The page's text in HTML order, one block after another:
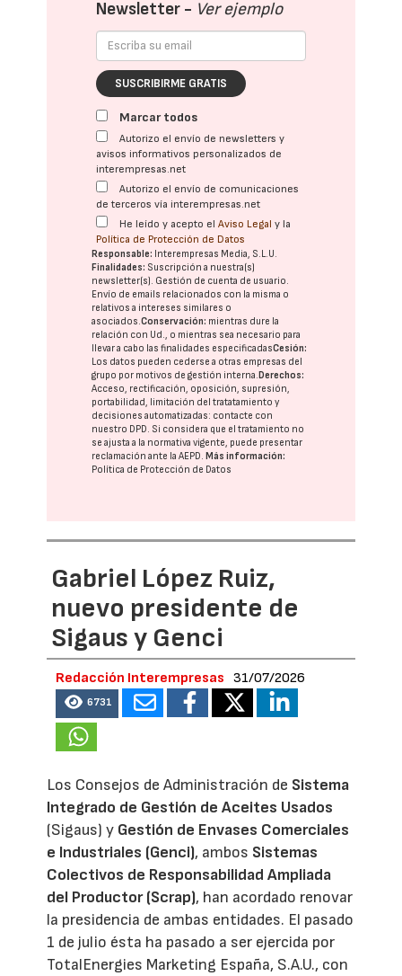
Newsletter - Ver ejemplo
SUSCRIBIRME GRATIS
Marcar todos
Autorizo el envío de newsletters y
avisos informativos personalizados de
interempresas.net
Autorizo el envío de comunicaciones
de terceros vía interempresas.net
He leído y acepto elAviso Legal y la
Política de Protección de Datos
Responsable: Interempresas Media, S.L.U.
Finalidades: Suscripción a nuestra(s)
newsletter(s). Gestión de cuenta de usuario.
Envío de emails relacionados con la misma o
relativos a intereses similares o
asociados.Conservación: mientras dure la
relación con Ud., o mientras sea necesario para
llevar a cabo las finalidades especificadasCesión:
Los datos pueden cederse a otras empresas del
grupo por motivos de gestión interna.Derechos:
Acceso, rectificación, oposición, supresión,
portabilidad, limitación del tratatamiento y
decisiones automatizadas: contacte con
nuestro DPD. Si considera que el tratamiento no
se ajusta a la normativa vigente, puede presentar
reclamación ante laAEPD.Más información:
Política de Protección de Datos
Gabriel López Ruiz,
nuevo presidente de
Sigaus y Genci
Redacción Interempresas 31/07/2026
6731
Los Consejos de Administración de Sistema
Integrado de Gestión de Aceites Usados
(Sigaus) y Gestión de Envases Comerciales
e Industriales (Genci), ambos Sistemas
Colectivos de Responsabilidad Ampliada
del Productor (Scrap), han acordado renovar
la presidencia de ambas entidades. El pasado
1 de julio ésta ha pasado a ser ejercida por
TotalEnergies Marketing España, S.A.U., con